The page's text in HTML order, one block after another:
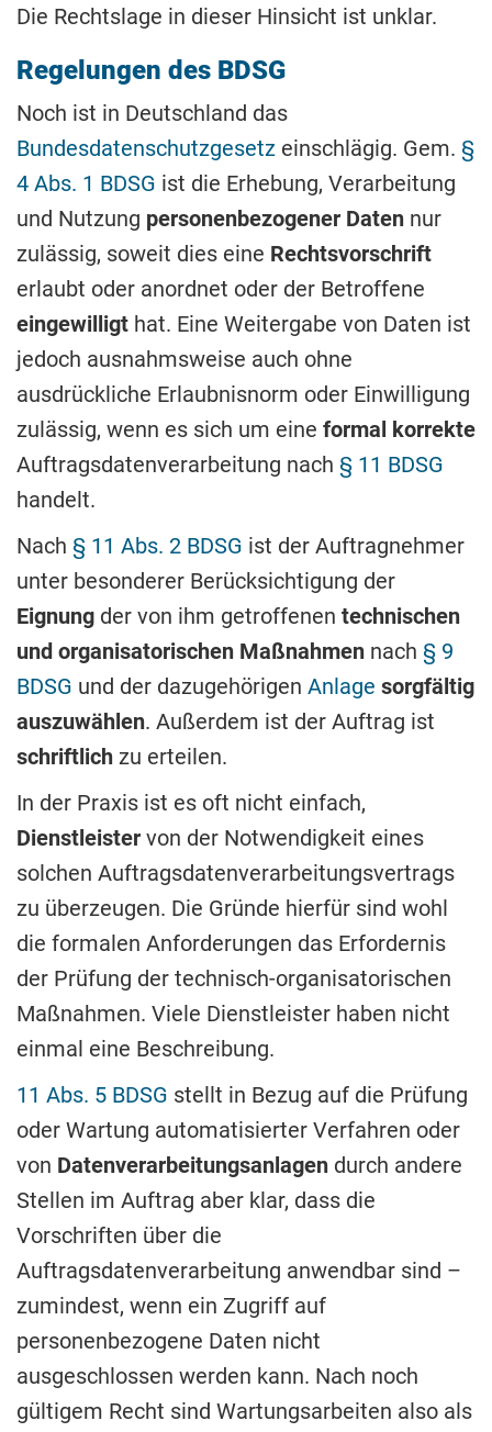
Die Rechtslage in dieser Hinsicht ist unklar.
Regelungen des BDSG
Noch ist in Deutschland das
Bundesdatenschutzgesetz einschlägig. Gem. §
4 Abs. 1 BDSG ist die Erhebung, Verarbeitung
und Nutzung personenbezogener Daten nur
zulässig, soweit dies eine Rechtsvorschrift
erlaubt oder anordnet oder der Betroffene
eingewilligt hat. Eine Weitergabe von Daten ist
jedoch ausnahmsweise auch ohne
ausdrückliche Erlaubnisnorm oder Einwilligung
zulässig, wenn es sich um eine formal korrekte
Auftragsdatenverarbeitung nach § 11 BDSG
handelt.
Nach § 11 Abs. 2 BDSG ist der Auftragnehmer
unter besonderer Berücksichtigung der
Eignung der von ihm getroffenen technischen
und organisatorischen Maßnahmen nach § 9
BDSG und der dazugehörigen Anlage sorgfältig
auszuwählen. Außerdem ist der Auftrag ist
schriftlich zu erteilen.
In der Praxis ist es oft nicht einfach,
Dienstleister von der Notwendigkeit eines
solchen Auftragsdatenverarbeitungsvertrags
zu überzeugen. Die Gründe hierfür sind wohl
die formalen Anforderungen das Erfordernis
der Prüfung der technisch-organisatorischen
Maßnahmen. Viele Dienstleister haben nicht
einmal eine Beschreibung.
11 Abs. 5 BDSG stellt in Bezug auf die Prüfung
oder Wartung automatisierter Verfahren oder
von Datenverarbeitungsanlagen durch andere
Stellen im Auftrag aber klar, dass die
Vorschriften über die
Auftragsdatenverarbeitung anwendbar sind –
zumindest, wenn ein Zugriff auf
personenbezogene Daten nicht
ausgeschlossen werden kann. Nach noch
gültigem Recht sind Wartungsarbeiten also als